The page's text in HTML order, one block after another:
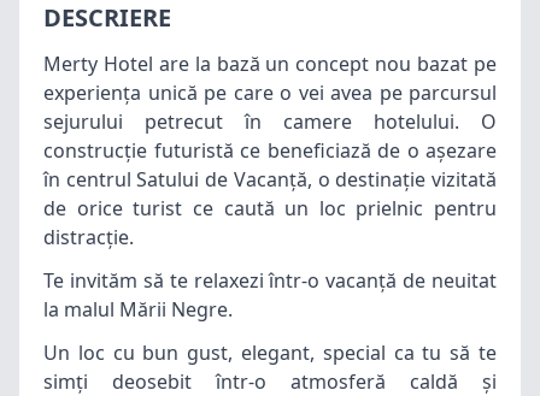
DESCRIERE
Merty Hotel are la bază un concept nou bazat pe
experiența unică pe care o vei avea pe parcursul
sejurului petrecut în camere hotelului. O
construcție futuristă ce beneficiază de o așezare
în centrul Satului de Vacanță, o destinație vizitată
de orice turist ce caută un loc prielnic pentru
distracție.
Te invităm să te relaxezi într-o vacanță de neuitat
la malul Mării Negre.
Un loc cu bun gust, elegant, special ca tu să te
simți deosebit într-o atmosferă caldă și